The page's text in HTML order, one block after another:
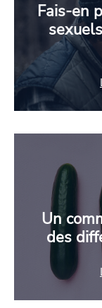
Fais-en
Un
des